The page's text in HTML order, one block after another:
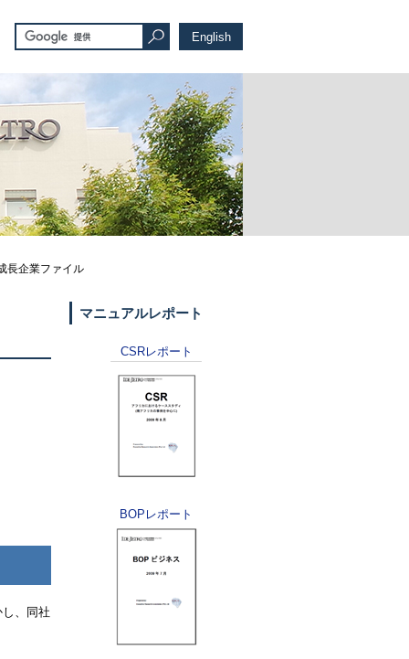
English
長企業ファイル
マニュアルレポート
CSRレポート
BOP レポート
、同社